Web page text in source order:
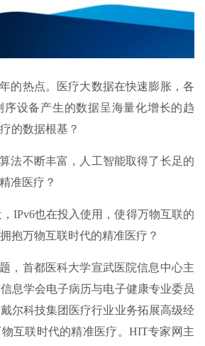
的热点。医疗大数据在快速膨胀，各
设备产生的数据呈海量化增长的趋
的数据根基？
法不断丰富，人工智能取得了长足的
准医疗？
IPv6也在投入使用，使得万物互联的
抱万物互联时代的精准医疗？
，首都医科大学宣武医院信息中心主
息学会电子病历与电子健康专业委员
尔科技集团医疗行业业务拓展高级经
互联时代的精准医疗。HIT专家网主